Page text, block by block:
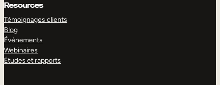
Resources
Témoignages clients
Blog
Événements
Webinaires
Études et rapports